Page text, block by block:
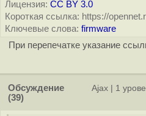
Лицензия: CC BY 3.0
Короткая ссылка: https://
Ключевые слова: firmware
При перепечатке указание
Обсуждение
(39)
Ajax 1